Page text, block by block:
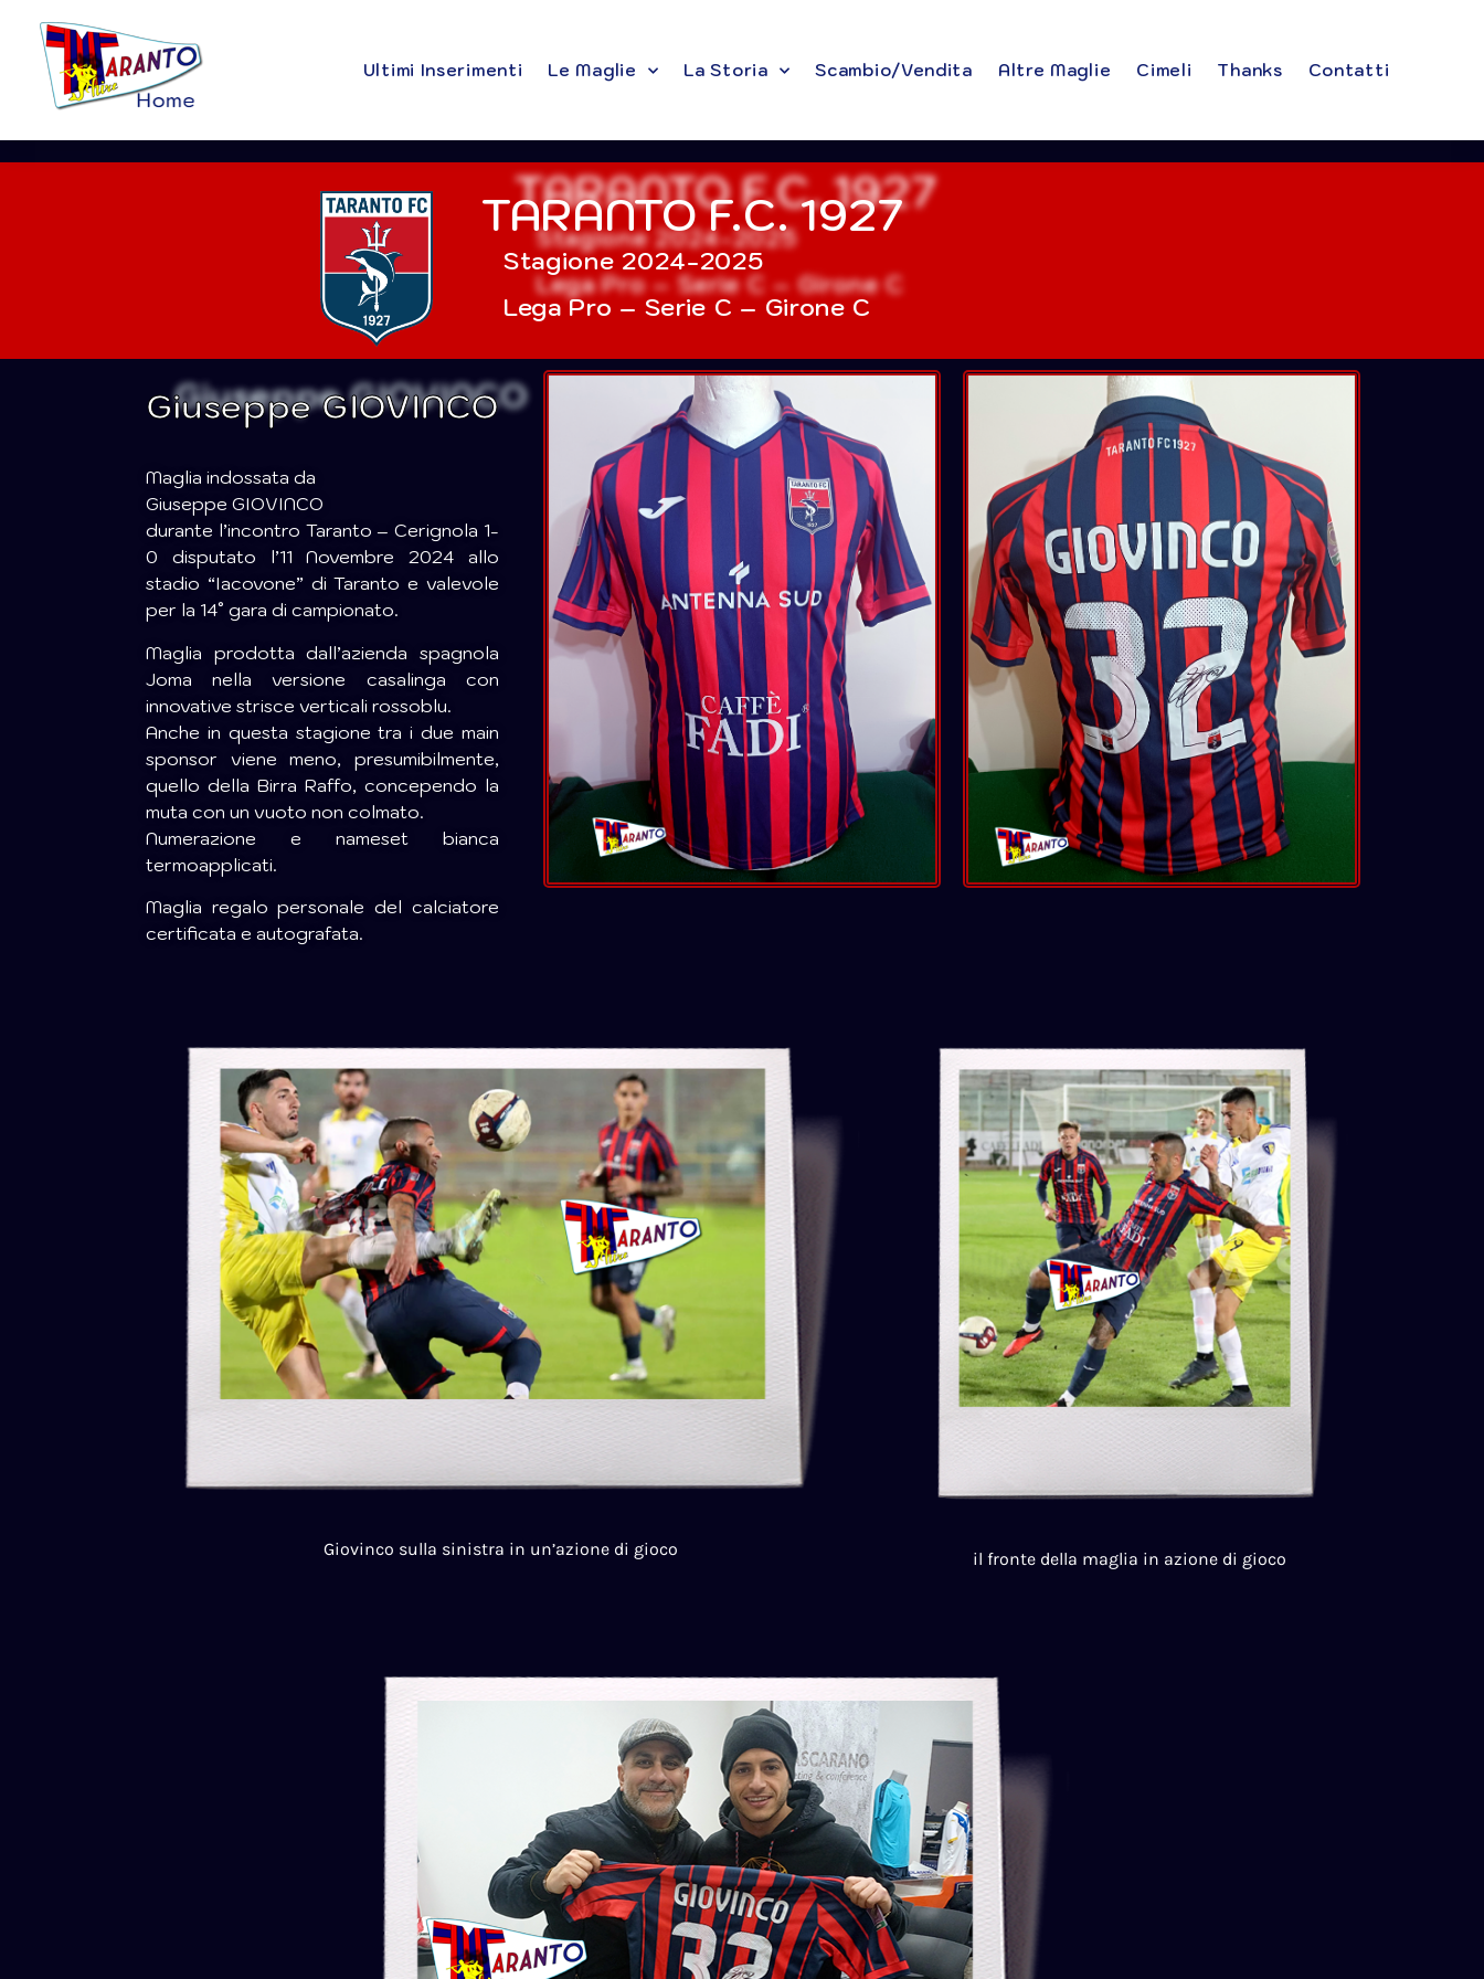
Ultimi Inserimenti Le Maglie La Storia Scambio/Vendita Altre Maglie Cimeli Thanks Contatti
TARANTO F.C. 1927
Stagione 2024-2025
Lega Pro – Serie C – Girone C
Giuseppe GIOVINCO
Maglia indossata da
Giuseppe GIOVINCO
durante l’incontro Taranto – Cerignola 1-
0 disputato l’11 Novembre 2024 allo
stadio “Iacovone” di Taranto e valevole
per la 14° gara di campionato.
Maglia prodotta dall’azienda spagnola
Joma nella versione casalinga con
innovative strisce verticali rossoblu.
Anche in questa stagione tra i due main
sponsor viene meno, presumibilmente,
quello della Birra Raffo, concependo la
muta con un vuoto non colmato.
Numerazione e nameset bianca
termoapplicati.
Maglia regalo personale del calciatore
certificata e autografata.
Giovinco sulla sinistra in un’azione di gioco il fronte della maglia in azione di gioco